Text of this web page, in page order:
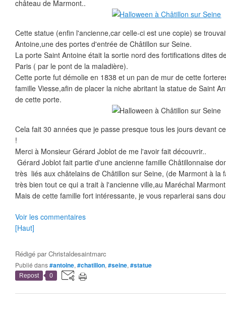
château de Marmont..
Cette statue (enfin l'ancienne,car celle-ci est une copie) se
Antoine,une des portes d'entrée de Châtillon sur Seine.
La porte Saint Antoine était la sortie nord des fortifications dites
Paris ( par le pont de la maladière).
Cette porte fut démolie en 1838 et un pan de mur de cette
famille Viesse,afin de placer la niche abritant la statue de Saint
de cette porte.
Cela fait 30 années que je passe presque tous les jours devant
!
Merci à Monsieur Gérard Joblot de me l'avoir fait découvrir..
Gérard Joblot fait partie d'une ancienne famille Châtillonnaise
très liés aux châtelains de Châtillon sur Seine, (de Marmont à la
très bien tout ce qui a trait à l'ancienne ville,au Maréchal
Mais de cette famille fort intéressante, je vous reparlerai sans
Voir les commentaires
[Haut]
Rédigé parChristaldesaintmarc
Publié dans#antoine, #chatillon, #seine, #statue
Repost 0